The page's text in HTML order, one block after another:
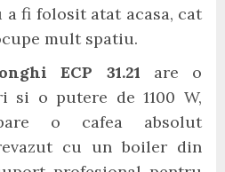
fi folosit atat acasa, cat
mult spatiu.
ECP 31.21 are o
si o putere de 1100 W,
o cafea absolut
cu un boiler din